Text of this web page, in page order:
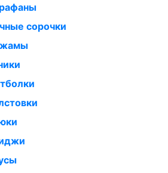
сорочки